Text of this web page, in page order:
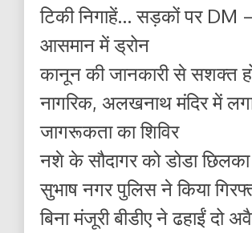
टिकी निगाहें… सड़कों पर DM
आसमान में ड्रोन
कानून की जानकारी से सशक्त
नागरिक, अलखनाथ मंदिर में
जागरूकता का शिविर
नशे के सौदागर को डोडा
सुभाष नगर पुलिस ने किया
बिना मंजूरी बीडीए ने ढहाईं दो